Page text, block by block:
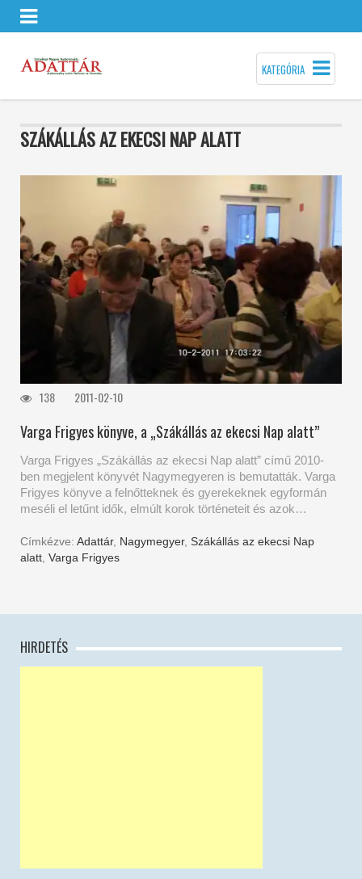
KATEGÓRIA
SZÁKÁLLÁS AZ EKECSI NAP ALATT
138 2011-02-10
Varga Frigyes könyve, a „Szákállás az ekecsi Nap alatt”
Varga Frigyes „Szákállás az ekecsi Nap alatt” című 2010-
ben megjelent könyvét Nagymegyeren is bemutatták. Varga
Frigyes könyve a felnőtteknek és gyerekeknek egyformán
meséli el letűnt idők, elmúlt korok történeteit és azok…
Címkézve: Adattár, Nagymegyer, Szákállás az ekecsi Nap
alatt, Varga Frigyes
HIRDETÉS